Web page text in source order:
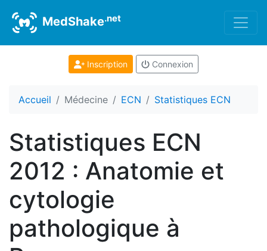
MedShake.net
Inscription Connexion
Accueil Médecine ECN Statistiques ECN
Statistiques ECN
2012 : Anatomie et
cytologie
pathologique à